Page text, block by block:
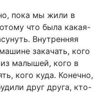
пока мы жили в
что была какая-
Внутренняя
закачать, кого
малышей, кого в
кого куда. Конечно,
друг друга, кто-